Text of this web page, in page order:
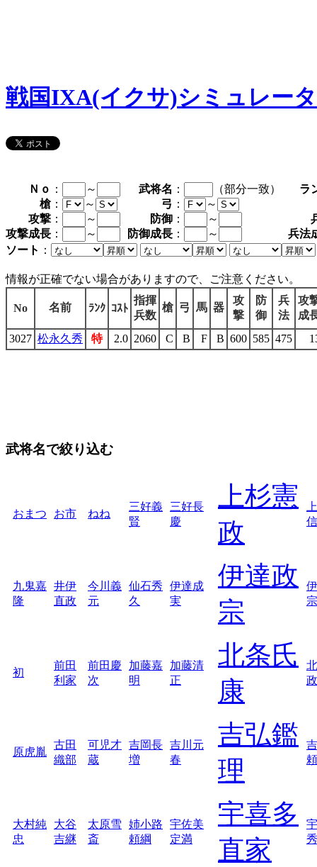
戦国IXA(イクサ)シミュレー
Ｎｏ ： ～ 武将名 ： （部分一致）
ラ
槍 ： ～ 弓 ：
～
攻撃 ： ～ 防御 ： ～
攻撃成長 ： ～ 防御成長 ： ～
兵法
ソート ：
情報が正確でない場合がありますので、ご注意ください。
No 名前 ﾗﾝｸ ｺｽﾄ
指揮
兵数
槍 弓 馬 器
攻
撃
防
御
兵
法
攻
成
3027 松永久秀 特 2.0 2060 C B F B 600 585 475
武将名で絞り込む
おまつ お市 ねね
三好義
賢
三好長
慶
上杉憲
政
信
九鬼嘉
隆
井伊
直政
今川義
元
仙石秀
久
伊達成
実
伊達政
宗
宗
初
前田
利家
前田慶
次
加藤嘉
明
加藤清
正
北条氏
康
政
原虎胤
古田
織部
可児才
蔵
吉岡長
増
吉川元
春
吉弘鑑
理
頼
大村純
忠
大谷
吉継
太原雪
斎
姉小路
頼綱
宇佐美
定満
宇喜多
直家